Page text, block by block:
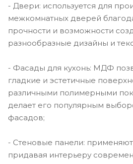
- Двери: используется для
межкомнатных дверей
прочности и возможности
разнообразные дизайны и
- Фасады для кухонь: МДФ
гладкие и эстетичные
различными полимерными
делает его популярным
фасадов;
- Стеновые панели:
придавая интерьеру